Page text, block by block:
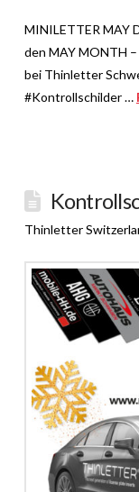
MINILETTER MAY
den MAY MONTH
bei Thinletter
#Kontrollschilder …
Thinletter